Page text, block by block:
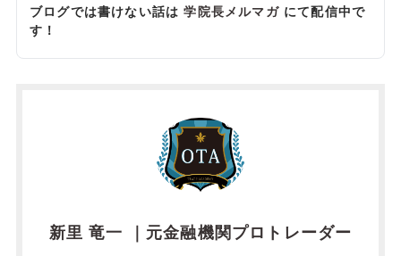
ブログでは書けない話は学院長メルマガにて配信中で
す！
新里 竜一 ｜元金融機関プロトレーダー